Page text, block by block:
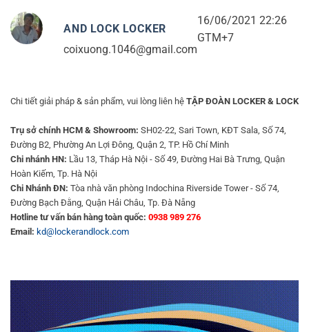
AND LOCK LOCKER
coixuong.1046@gmail.com
16/06/2021 22:26
GTM+7
Chi tiết giải pháp & sản phẩm, vui lòng liên hệ TẬP ĐOÀN LOCKER & LOCK
Trụ sở chính HCM & Showroom: SH02-22, Sari Town, KĐT Sala, Số 74,
Đường B2, Phường An Lợi Đông, Quận 2, TP. Hồ Chí Minh
Chi nhánh HN: Lầu 13, Tháp Hà Nội - Số 49, Đường Hai Bà Trưng, Quận
Hoàn Kiếm, Tp. Hà Nội
Chi Nhánh ĐN: Tòa nhà văn phòng Indochina Riverside Tower - Số 74,
Đường Bạch Đằng, Quận Hải Châu, Tp. Đà Nẵng
Hotline tư vấn bán hàng toàn quốc: 0938 989 276
Email: kd@lockerandlock.com